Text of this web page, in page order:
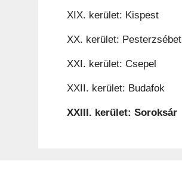
XIX. kerület: Kispest
XX. kerület: Pesterzsébet
XXI. kerület: Csepel
XXII. kerület: Budafok
XXIII. kerület: Soroksár